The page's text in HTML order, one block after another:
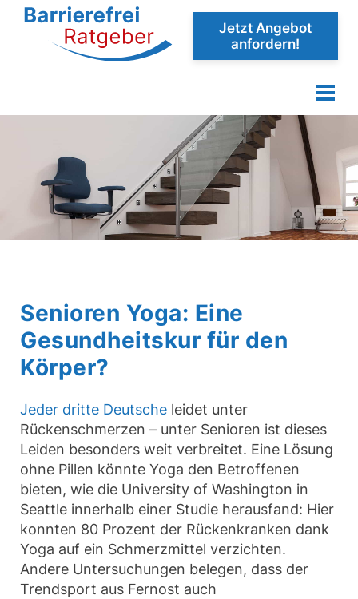
Jetzt Angebot
anfordern!
Senioren Yoga: Eine
Gesundheitskur für den
Körper?
Jeder dritte Deutsche leidet unter
Rückenschmerzen – unter Senioren ist dieses
Leiden besonders weit verbreitet. Eine Lösung
ohne Pillen könnte Yoga den Betroffenen
bieten, wie die University of Washington in
Seattle innerhalb einer Studie herausfand: Hier
konnten 80 Prozent der Rückenkranken dank
Yoga auf ein Schmerzmittel verzichten.
Andere Untersuchungen belegen, dass der
Trendsport aus Fernost auch